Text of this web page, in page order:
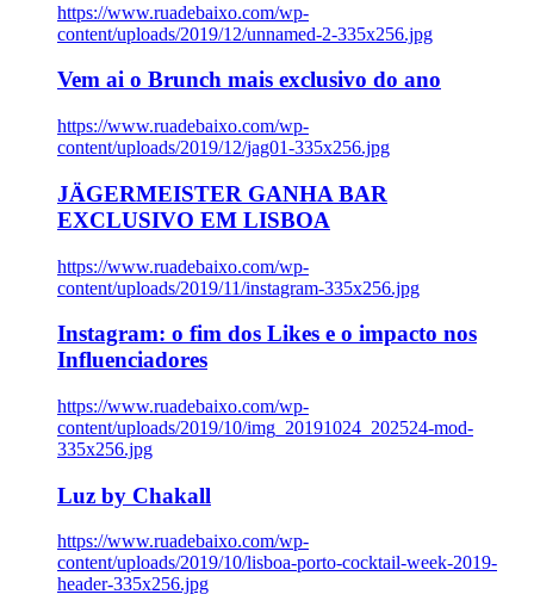
https://www.ruadebaixo.com/wp-
content/uploads/2019/12/unnamed-2-335x256.jpg
Vem ai o Brunch mais exclusivo do ano
https://www.ruadebaixo.com/wp-
content/uploads/2019/12/jag01-335x256.jpg
JÄGERMEISTER GANHA BAR
EXCLUSIVO EM LISBOA
https://www.ruadebaixo.com/wp-
content/uploads/2019/11/instagram-335x256.jpg
Instagram: o fim dos Likes e o impacto nos
Influenciadores
https://www.ruadebaixo.com/wp-
content/uploads/2019/10/img_20191024_202524-mod-
335x256.jpg
Luz by Chakall
https://www.ruadebaixo.com/wp-
content/uploads/2019/10/lisboa-porto-cocktail-week-2019-
header-335x256.jpg